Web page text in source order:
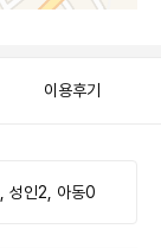
이용후기
성인2, 아동0